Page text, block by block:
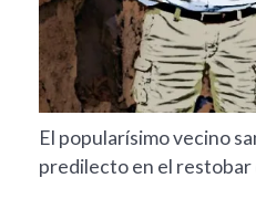
El popularísimo vecino
predilecto en el restobar